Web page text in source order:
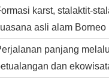
karst, stalaktit-
asli alam Borneo
panjang
dan